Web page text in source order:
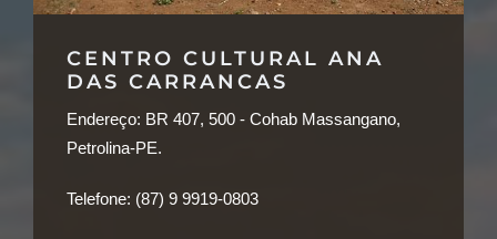
CENTRO CULTURAL ANA
DAS CARRANCAS
Endereço: BR 407, 500 - Cohab Massangano,
Petrolina-PE.
Telefone: (87) 9 9919-0803